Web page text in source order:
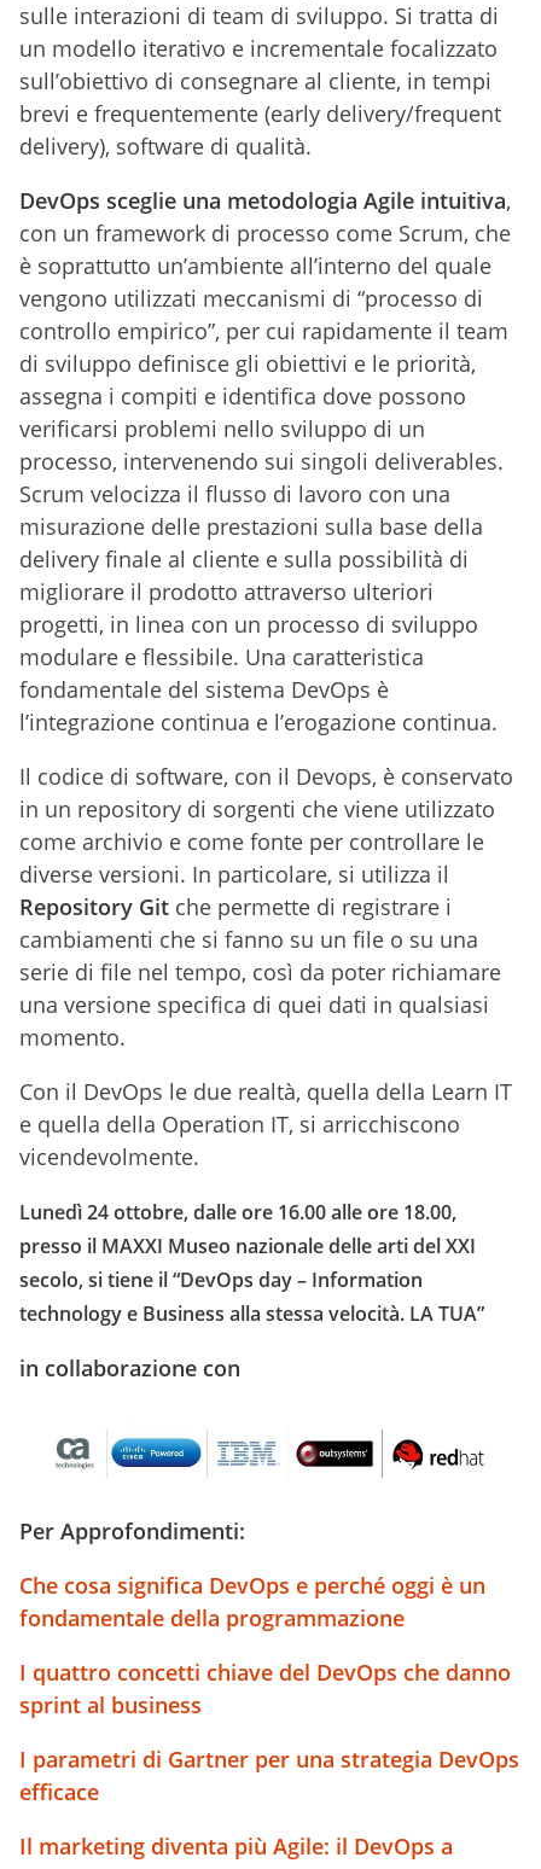
sulle interazioni di team di sviluppo. Si tratta di
un modello iterativo e incrementale focalizzato
sull’obiettivo di consegnare al cliente, in tempi
brevi e frequentemente (early delivery/frequent
delivery), software di qualità.
DevOps sceglie una metodologia Agile intuitiva,
con un framework di processo come Scrum, che
è soprattutto un’ambiente all’interno del quale
vengono utilizzati meccanismi di “processo di
controllo empirico”, per cui rapidamente il team
di sviluppo definisce gli obiettivi e le priorità,
assegna i compiti e identifica dove possono
verificarsi problemi nello sviluppo di un
processo, intervenendo sui singoli deliverables.
Scrum velocizza il flusso di lavoro con una
misurazione delle prestazioni sulla base della
delivery finale al cliente e sulla possibilità di
migliorare il prodotto attraverso ulteriori
progetti, in linea con un processo di sviluppo
modulare e flessibile. Una caratteristica
fondamentale del sistema DevOps è
l’integrazione continua e l’erogazione continua.
Il codice di software, con il Devops, è conservato
in un repository di sorgenti che viene utilizzato
come archivio e come fonte per controllare le
diverse versioni. In particolare, si utilizza il
Repository Git che permette di registrare i
cambiamenti che si fanno su un file o su una
serie di file nel tempo, così da poter richiamare
una versione specifica di quei dati in qualsiasi
momento.
Con il DevOps le due realtà, quella della Learn IT
e quella della Operation IT, si arricchiscono
vicendevolmente.
Lunedì 24 ottobre, dalle ore 16.00 alle ore 18.00,
presso il MAXXI Museo nazionale delle arti del XXI
secolo, si tiene il “DevOps day – Information
technology e Business alla stessa velocità. LA TUA”
in collaborazione con
Per Approfondimenti:
Che cosa significa DevOps e perché oggi è un
fondamentale della programmazione
I quattro concetti chiave del DevOps che danno
sprint al business
I parametri di Gartner per una strategia DevOps
efficace
Il marketing diventa più Agile: il DevOps a